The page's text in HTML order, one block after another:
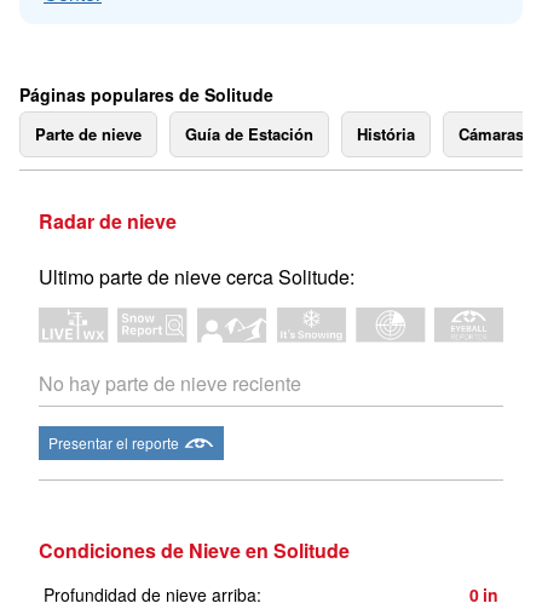
Páginas populares de Solitude
Parte de nieve Guía de Estación História Cámaras
Radar de nieve
Ultimo parte de nieve cerca Solitude:
No hay parte de nieve reciente
Presentar el reporte
Condiciones de Nieve en Solitude
Profundidad de nieve arriba: 0 in